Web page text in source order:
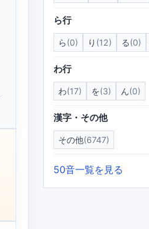
ら行
ら(0) り (12) る(0)
わ行
わ(17) を(3) ん(0)
漢字・その他
その他(6747)
50音一覧を見る